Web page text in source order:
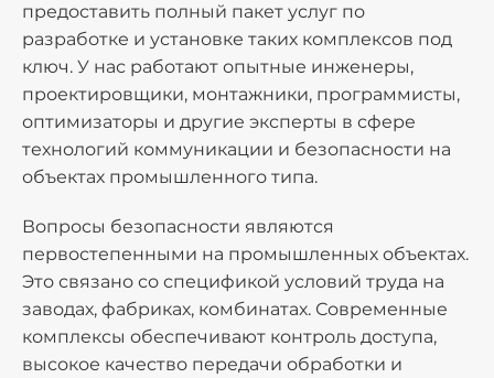
предоставить полный пакет услуг по
разработке и установке таких комплексов под
ключ. У нас работают опытные инженеры,
проектировщики, монтажники, программисты,
оптимизаторы и другие эксперты в сфере
технологий коммуникации и безопасности на
объектах промышленного типа.
Вопросы безопасности являются
первостепенными на промышленных объектах.
Это связано со спецификой условий труда на
заводах, фабриках, комбинатах. Современные
комплексы обеспечивают контроль доступа,
высокое качество передачи обработки и